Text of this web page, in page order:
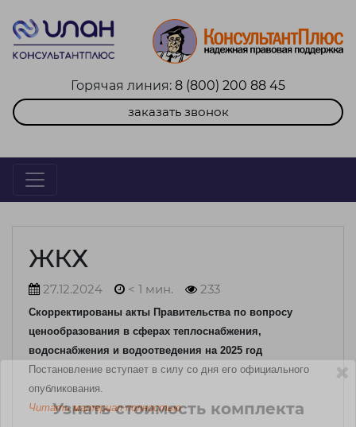
Горячая линия: 8 (800) 200 88 45
заказать звонок
ЖКХ
27.12.2024 < 1 мин. 233
Скорректированы акты Правительства по вопросу
ценообразования в сферах теплоснабжения,
водоснабжения и водоотведения на 2025 год
Постановление вступает в силу со дня его официального
опубликования.
Читать материал полностью
Узнать стоимость комплекта